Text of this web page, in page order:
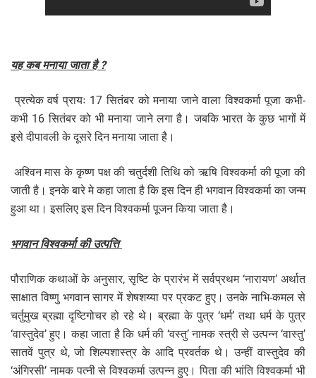
यह कब मनाया जाता है ?
प्रत्येक वर्ष प्रायः 17 सितंबर को मनाया जाने वाला विश्वकर्मा पूजा कभी-
कभी 16 सितंबर को भी मनाया जाने लगा है। जबकि भारत के कुछ भागों में
इसे दीपावली के दूसरे दिन मनाया जाता है।
अश्विन मास के कृष्ण पक्ष की चतुर्दशी तिथि को ऋषि विश्वकर्मा की पूजा की
जाती है। इनके बारे मे कहा जाता है कि इस दिन ही भगवान विश्वकर्मा का जन्म
हुआ था। इसलिए इस दिन विश्वकर्मा पूजन किया जाता है।
भगवान विश्वकर्मा की उत्पत्ति
पौराणिक कथाओं के अनुसार, सृष्टि के प्रारंभ में सर्वप्रथम ‘नारायण’ अर्थात
साक्षात विष्णु भगवान सागर में शेषशय्या पर प्रकट हुए। उनके नाभि-कमल से
चर्तुमुख ब्रह्मा दृष्टिगोचर हो रहे थे। ब्रह्मा के पुत्र ‘धर्म’ तथा धर्म के पुत्र
‘वास्तुदेव’ हुए। कहा जाता है कि धर्म की ‘वस्तु’ नामक स्त्री से उत्पन्न ‘वास्तु’
सातवें पुत्र थे, जो शिल्पशास्त्र के आदि प्रवर्तक थे। उन्हीं वास्तुदेव की
‘अंगिरसी’ नामक पत्नी से विश्वकर्मा उत्पन्न हुए। पिता की भांति विश्वकर्मा भी